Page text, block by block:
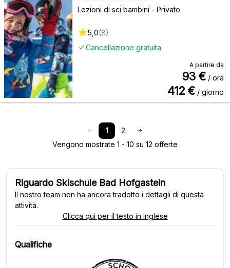
Lezioni di sci bambini - Privato
Cancellazione gratuita
5,0(8)
A partire da
93 € / ora
412 € / giorno
1
2
Vengono mostrate 1 - 10 su 12 offerte
Riguardo Skischule Bad Hofgastein
Il nostro team non ha ancora tradotto i dettagli di questa
attività.
Clicca qui per il testo in inglese
Qualifiche